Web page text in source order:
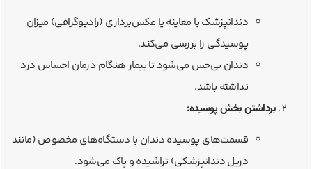
دندانپزشک با معاینه یا عکس‌برداری (رادیوگرافی) میزان
پوسیدگی را بررسی می‌کند.
دندان بی‌حس می‌شود تا بیمار هنگام درمان احساس درد
نداشته باشد.
برداشتن بخش پوسیده:
قسمت‌های پوسیده دندان با دستگاه‌های مخصوص (مانند
دریل دندانپزشکی) تراشیده و پاک می‌شود.